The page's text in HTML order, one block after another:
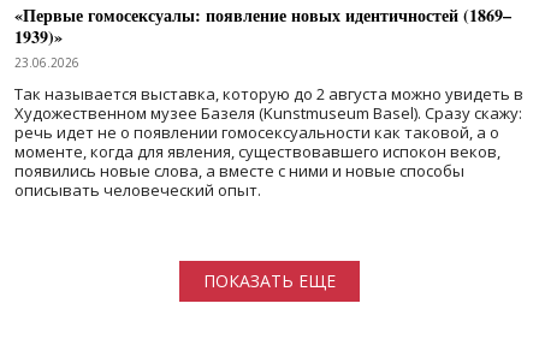
«Первые гомосексуалы: появление новых идентичностей (1869–
1939)»
23.06.2026
Так называется выставка, которую до 2 августа можно увидеть в
Художественном музее Базеля (Kunstmuseum Basel). Сразу скажу:
речь идет не о появлении гомосексуальности как таковой, а о
моменте, когда для явления, существовавшего испокон веков,
появились новые слова, а вместе с ними и новые способы
описывать человеческий опыт.
ПОКАЗАТЬ ЕЩЕ